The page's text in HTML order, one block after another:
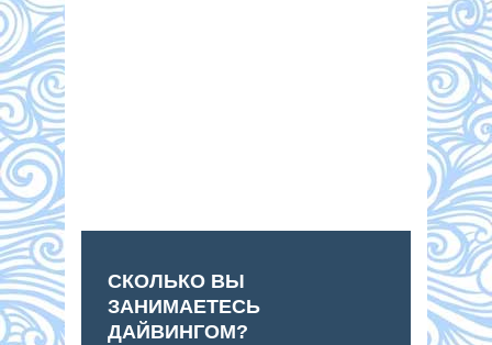
СКОЛЬКО ВЫ
ЗАНИМАЕТЕСЬ
ДАЙВИНГОМ?